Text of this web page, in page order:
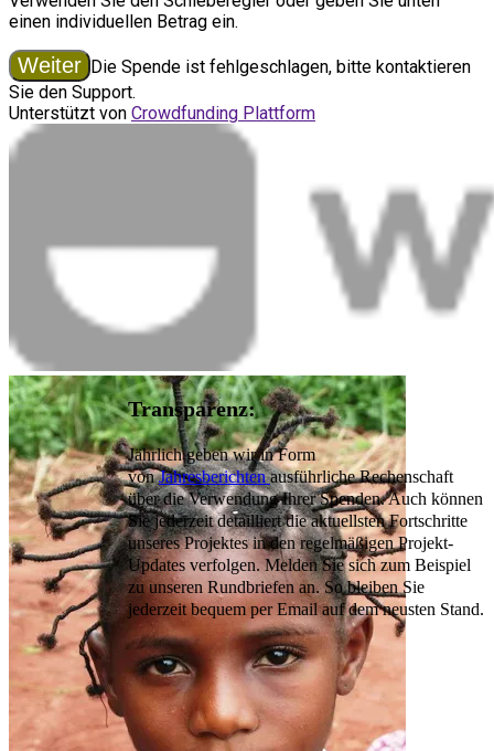
Transparenz:
Jährlich geben wir in Form
vonJahresberichtenausführliche Rechenschaft
über die Verwendung Ihrer Spenden. Auch können
Sie jederzeit detailliert die aktuellsten Fortschritte
unseres Projektes in den regelmäßigen Projekt-
Updates verfolgen. Melden Sie sich zum Beispiel
zu unseren Rundbriefen an. So bleiben Sie
jederzeit bequem per Email auf dem neusten Stand.